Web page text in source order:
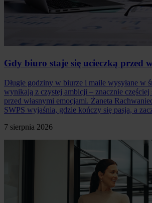
Gdy biuro staje się ucieczką przed
Długie godziny w biurze i maile wysyłane w
wynikają z czystej ambicji – znacznie częściej
przed własnymi emocjami. Żaneta
SWPS wyjaśnia, gdzie kończy się pasja, a
7 sierpnia 2026